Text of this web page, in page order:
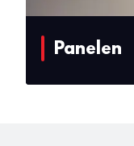
Panelen